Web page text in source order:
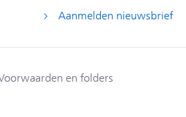
Aanmelden nieuwsbrief
en folders